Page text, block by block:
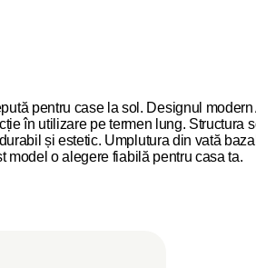
pentru case la sol. Designul
în utilizare pe termen lung.
și estetic. Umplutura din vată
model o alegere fiabilă pentru casa ta.